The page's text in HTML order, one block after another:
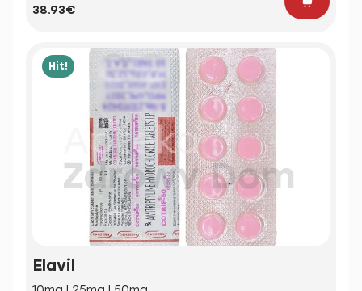
38.93€
Hit!
Elavil